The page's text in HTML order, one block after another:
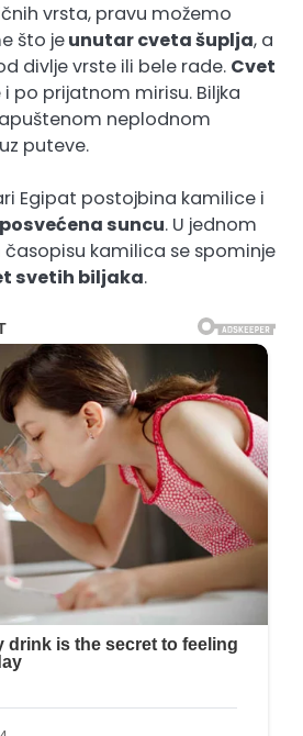
vrsta, pravu možemo
što jeunutar cveta šuplja, a
divlje vrste ili bele rade. Cvet
po prijatnom mirisu. Biljka
neplodnom
puteve.
Egipat postojbina kamilice i
posvećena suncu. U jednom
kamilica se spominje
svetih biljaka.